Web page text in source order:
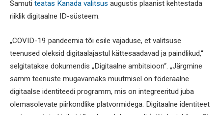
Samuti teatas Kanada valitsus augustis plaanist kehtestada
riiklik digitaalne ID-süsteem.
„COVID-19 pandeemia tõi esile vajaduse, et valitsuse
teenused oleksid digitaalajastul kättesaadavad ja paindlikud,“
selgitatakse dokumendis „Digitaalne ambitsioon“. „Järgmine
samm teenuste mugavamaks muutmisel on föderaalne
digitaalse identiteedi programm, mis on integreeritud juba
olemasolevate piirkondlike platvormidega. Digitaalne identiteet